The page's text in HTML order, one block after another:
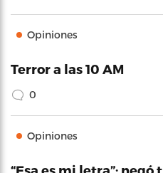
Opiniones
Terror a las 10 AM
0
Opiniones
“Esa es mi letra”: